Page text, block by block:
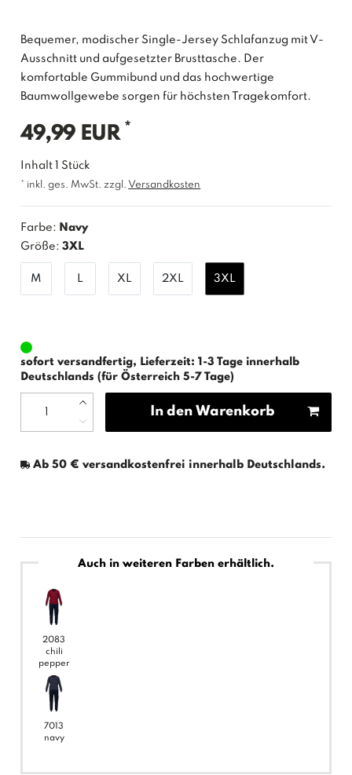
Bequemer, modischer Single-Jersey Schlafanzug mit V-
Ausschnitt und aufgesetzter Brusttasche. Der
komfortable Gummibund und das hochwertige
Baumwollgewebe sorgen für höchsten Tragekomfort.
49,99 EUR *
Inhalt1Stück
* inkl. ges. MwSt. zzgl. Versandkosten
Farbe: Navy
Größe: 3XL
M L XL 2XL 3XL
sofort versandfertig, Lieferzeit: 1-3 Tage innerhalb
Deutschlands (für Österreich 5-7 Tage)
In den Warenkorb
Ab 50 € versandkostenfrei innerhalb Deutschlands.
Auch in weiteren Farben erhältlich.
2083
chili
pepper
7013
navy